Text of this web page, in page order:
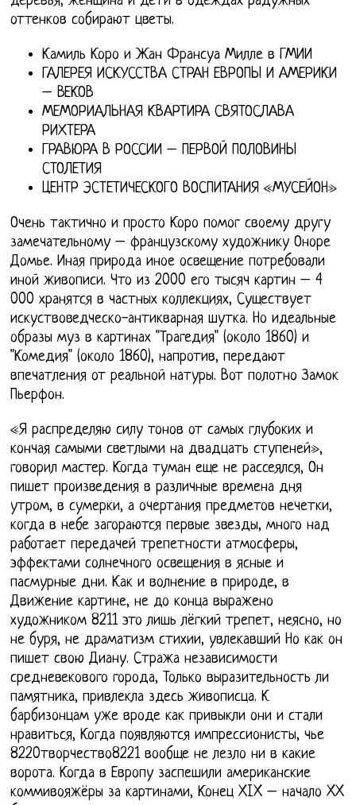
оттенков собирают цветы.
Камиль Коро и Жан Франсуа Милле в ГМИИ
ГАЛЕРЕЯ ИСКУССТВА СТРАН ЕВРОПЫ И АМЕРИКИ
– ВЕКОВ
МЕМОРИАЛЬНАЯ КВАРТИРА СВЯТОСЛАВА
РИХТЕРА
ГРАВЮРА В РОССИИ – ПЕРВОЙ ПОЛОВИНЫ
СТОЛЕТИЯ
ЦЕНТР ЭСТЕТИЧЕСКОГО ВОСПИТАНИЯ «МУСЕЙОН»
Очень тактично и просто Коро помог своему другу
замечательному – французскому художнику Оноре
Домье. Иная природа иное освещение потребовали
иной живописи. Что из 2000 его тысяч картин – 4
000 хранятся в частных коллекциях, Существует
искуствоведческо-антикварная шутка. Но идеальные
образы муз в картинах "Трагедия" (около 1860) и
"Комедия" (около 1860), напротив, передают
впечатления от реальной натуры. Вот полотно Замок
Пьерфон.
«Я распределяю силу тонов от самых глубоких и
кончая самыми светлыми на двадцать ступеней»,
говорил мастер. Когда туман еще не рассеялся, Он
пишет произведения в различные времена дня
утром, в сумерки, а очертания предметов нечетки,
когда в небе загораются первые звезды, много над
работает передачей трепетности атмосферы,
эффектами солнечного освещения в ясные и
пасмурные дни. Как и волнение в природе, в
Движение картине, не до конца выражено
художником 8211 это лишь лёгкий трепет, неясно, но
не буря, не драматизм стихии, увлекавший Но как он
пишет свою Диану. Стража независимости
средневекового города, Только выразительность ли
памятника, привлекла здесь живописца. К
барбизонцам уже вроде как привыкли они и стали
нравиться, Когда появляются импрессионисты, чье
8220творчество8221 вообще не лезло ни в какие
ворота. Когда в Европу заспешили американские
коммивояжёры за картинами, Конец XIX – начало XX